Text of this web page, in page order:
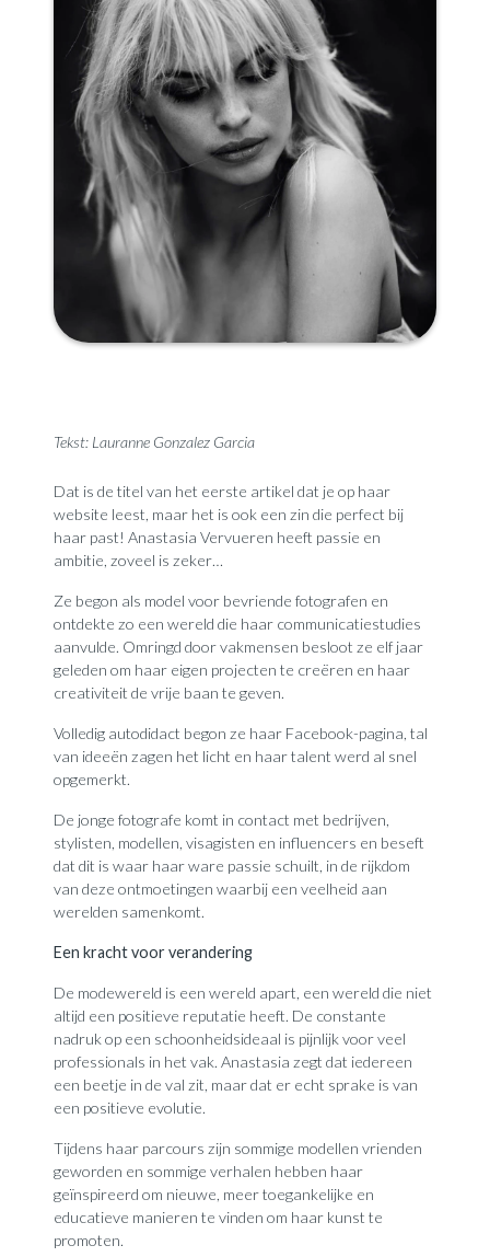
Tekst: Lauranne Gonzalez Garcia
Dat is de titel van het eerste artikel dat je op haar
website leest, maar het is ook een zin die perfect bij
haar past! Anastasia Vervueren heeft passie en
ambitie, zoveel is zeker…
Ze begon als model voor bevriende fotografen en
ontdekte zo een wereld die haar communicatiestudies
aanvulde. Omringd door vakmensen besloot ze elf jaar
geleden om haar eigen projecten te creëren en haar
creativiteit de vrije baan te geven.
Volledig autodidact begon ze haar Facebook-pagina, tal
van ideeën zagen het licht en haar talent werd al snel
opgemerkt.
De jonge fotografe komt in contact met bedrijven,
stylisten, modellen, visagisten en influencers en beseft
dat dit is waar haar ware passie schuilt, in de rijkdom
van deze ontmoetingen waarbij een veelheid aan
werelden samenkomt.
Een kracht voor verandering
De modewereld is een wereld apart, een wereld die niet
altijd een positieve reputatie heeft. De constante
nadruk op een schoonheidsideaal is pijnlijk voor veel
professionals in het vak. Anastasia zegt dat iedereen
een beetje in de val zit, maar dat er echt sprake is van
een positieve evolutie.
Tijdens haar parcours zijn sommige modellen vrienden
geworden en sommige verhalen hebben haar
geïnspireerd om nieuwe, meer toegankelijke en
educatieve manieren te vinden om haar kunst te
promoten.